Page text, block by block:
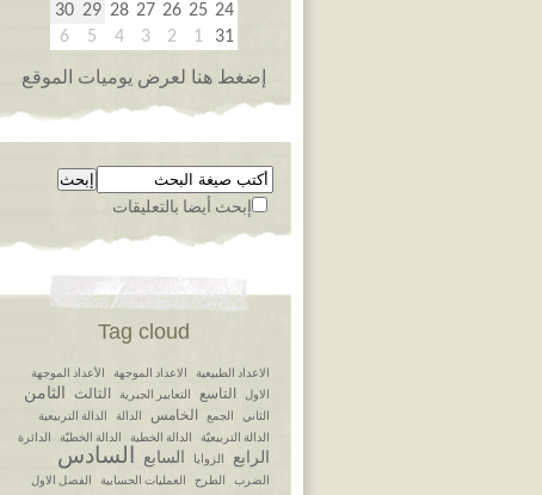
24
25
26
27
28
29
30
31
1
2
3
4
5
6
إضغط هنا لعرض يوميات الموقع
إبحث أيضا بالتعليقات
Tag cloud
الاعداد الطبيعية الاعداد الموجهة
الأعداد الموجهة
الاول
التاسع التعابير الجبرية الثالث الثامن
الثاني الجمع الخامس الدالة
الدالة التربيعية
الدالة التربيعيّة
الدالة الخطية الدالة الخطيّة الدائرة
الرابع الزوايا السابع السادس
الضرب الطرح العمليات الحسابية
الفصل الاول